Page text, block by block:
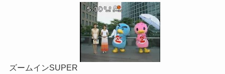
ズームインSUPER